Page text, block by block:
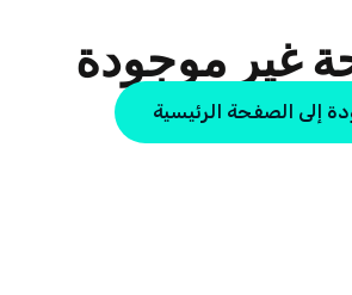
غير موجودة
إلى الصفحة الرئيسية